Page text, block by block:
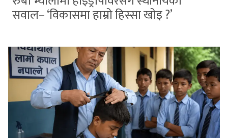
सवाल– ‘विकासमा हाम्रो हिस्सा खोइ ?’